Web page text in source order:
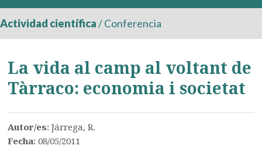
Actividad científica/Conferencia
La vida al camp al voltant de
Tàrraco: economia i societat
Autor/es:Járrega, R.
Fecha:08/05/2011